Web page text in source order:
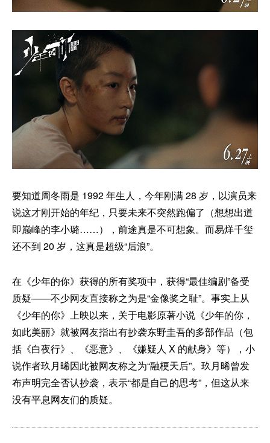
要知道周冬雨是 1992 年生人，今年刚满 28 岁，以演员来
说这才刚开始的年纪，只要未来不突然跑偏了（想想出道
即巅峰的李小璐……），前途真是不可想象。而易烊千玺
还不到 20 岁，这真是超级“后浪”。
在《少年的你》获得的所有奖项中，获得“最佳编剧”备受
质疑——不少网友直接称之为是“金像奖之耻”。事实上从
《少年的你》上映以来，关于电影原著小说《少年的你，
如此美丽》就被网友指出有抄袭东野圭吾的多部作品（包
括《白夜行》、《恶意》、《嫌疑人 X 的献身》等），小
说作者玖月晞因此被网友称之为“融梗天后”。玖月晞曾发
布声明完全否认抄袭，表示“都是自己的思考”，但这从来
没有平息网友们的质疑。